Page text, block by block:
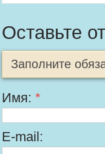
Оставьте
Заполните
Имя: *
E-mail: